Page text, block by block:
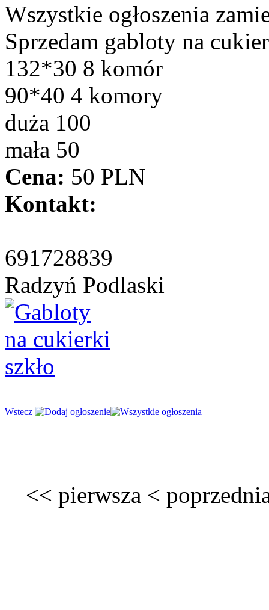
Wszystkie ogłoszenia
Sprzedam gabloty na
132*30 8 komór
90*40 4 komory
duża 100
mała 50
Cena: 50 PLN
Kontakt:
691728839
Radzyń Podlaski
Wstecz
<< pierwsza <